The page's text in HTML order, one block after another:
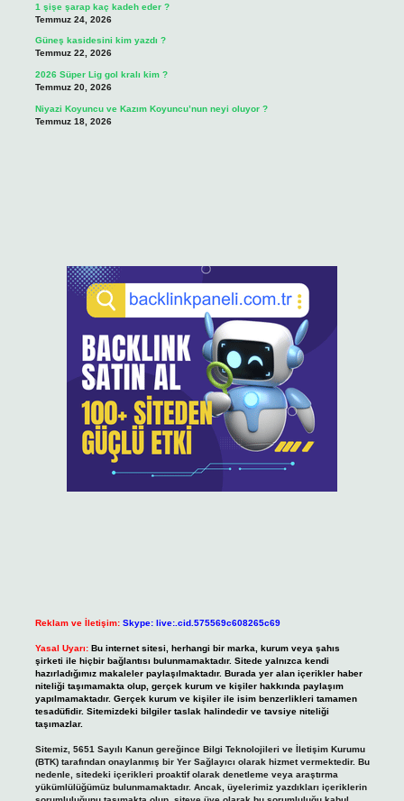
1 şişe şarap kaç kadeh eder ?
Temmuz 24, 2026
Güneş kasidesini kim yazdı ?
Temmuz 22, 2026
2026 Süper Lig gol kralı kim ?
Temmuz 20, 2026
Niyazi Koyuncu ve Kazım Koyuncu’nun neyi oluyor ?
Temmuz 18, 2026
Reklam ve İletişim: Skype: live:.cid.575569c608265c69
Yasal Uyarı: Bu internet sitesi, herhangi bir marka, kurum veya şahıs
şirketi ile hiçbir bağlantısı bulunmamaktadır. Sitede yalnızca kendi
hazırladığımız makaleler paylaşılmaktadır. Burada yer alan içerikler haber
niteliği taşımamakta olup, gerçek kurum ve kişiler hakkında paylaşım
yapılmamaktadır. Gerçek kurum ve kişiler ile isim benzerlikleri tamamen
tesadüfidir. Sitemizdeki bilgiler taslak halindedir ve tavsiye niteliği
taşımazlar.
Sitemiz, 5651 Sayılı Kanun gereğince Bilgi Teknolojileri ve İletişim Kurumu
(BTK) tarafından onaylanmış bir Yer Sağlayıcı olarak hizmet vermektedir. Bu
nedenle, sitedeki içerikleri proaktif olarak denetleme veya araştırma
yükümlülüğümüz bulunmamaktadır. Ancak, üyelerimiz yazdıkları içeriklerin